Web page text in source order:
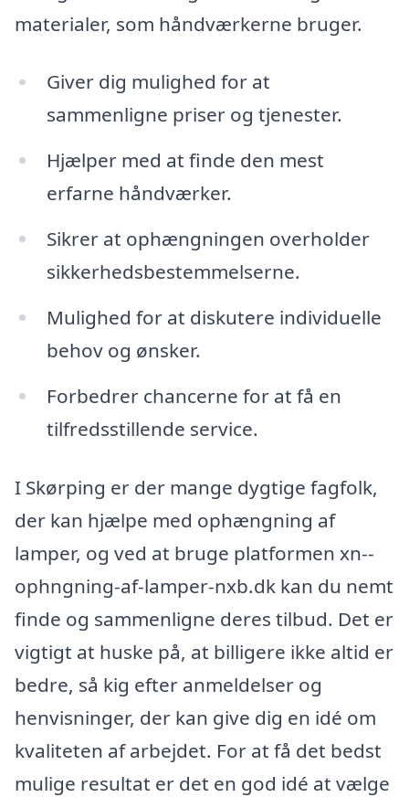
materialer, som håndværkerne bruger.
Giver dig mulighed for at
sammenligne priser og tjenester.
Hjælper med at finde den mest
erfarne håndværker.
Sikrer at ophængningen overholder
sikkerhedsbestemmelserne.
Mulighed for at diskutere individuelle
behov og ønsker.
Forbedrer chancerne for at få en
tilfredsstillende service.
I Skørping er der mange dygtige fagfolk,
der kan hjælpe med ophængning af
lamper, og ved at bruge platformen xn--
ophngning-af-lamper-nxb.dk kan du nemt
finde og sammenligne deres tilbud. Det er
vigtigt at huske på, at billigere ikke altid er
bedre, så kig efter anmeldelser og
henvisninger, der kan give dig en idé om
kvaliteten af arbejdet. For at få det bedst
mulige resultat er det en god idé at vælge